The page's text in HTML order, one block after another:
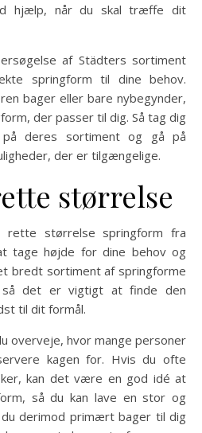
hjælp, når du skal træffe dit
af Städters sortiment
springform til dine behov.
bager eller bare nybegynder,
der passer til dig. Så tag dig
deres sortiment og gå på
der er tilgængelige.
størrelse
størrelse springform fra
tage højde for dine behov og
bredt sortiment af springforme
så det er vigtigt at finde den
til dit formål.
overveje, hvor mange personer
kagen for. Hvis du ofte
kan det være en god idé at
så du kan lave en stor og
derimod primært bager til dig